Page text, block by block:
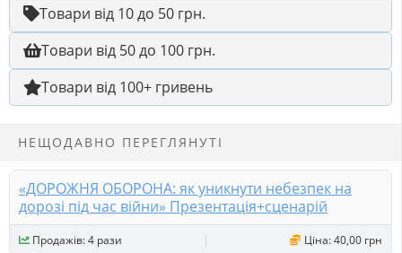
Товари від 10 до 50 грн.
Товари від 50 до 100 грн.
Товари від 100+ гривень
НЕЩОДАВНО ПЕРЕГЛЯНУТІ
«ДОРОЖНЯ ОБОРОНА: як уникнути небезпек на
дорозі під час війни» Презентація+сценарій
Продажів: 4 рази Ціна: 40,00 грн